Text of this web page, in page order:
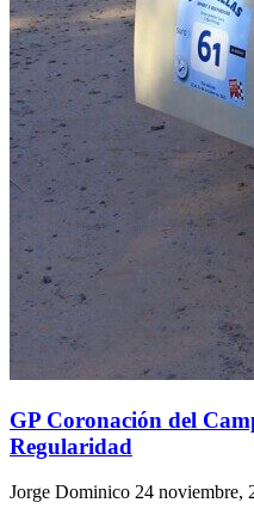
GP Coronación del
Regularidad
Jorge Dominico 24 noviembre,